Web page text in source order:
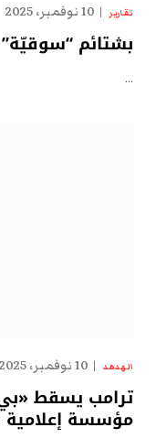
تقارير 10 نوفمبر، 2025
بشتائم
…
الهدهد 10 نوفمبر، 2025
ترامب يسقط
مؤسسة إعلامية